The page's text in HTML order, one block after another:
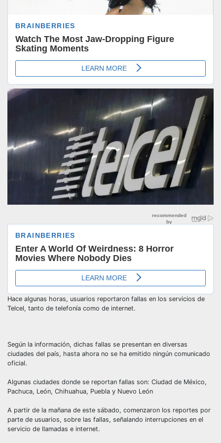
Hace algunas horas, usuarios reportaron fallas en los servicios de
Telcel, tanto de telefonía como de internet.
Según la información, dichas fallas se presentan en diversas
ciudades del país, hasta ahora no se ha emitido ningún comunicado
oficial.
Algunas ciudades donde se reportan fallas son: Ciudad de México,
Pachuca, León, Chihuahua, Puebla y Nuevo León
A partir de la mañana de este sábado, comenzaron los reportes por
parte de usuarios, sobre las fallas, señalando interrupciones en el
servicio de llamadas e internet.